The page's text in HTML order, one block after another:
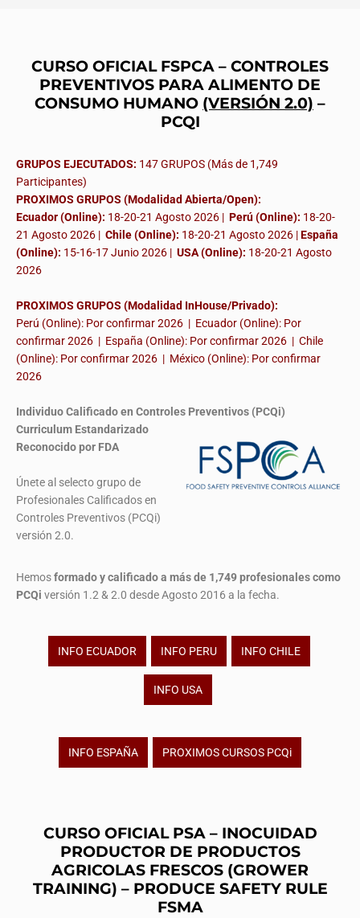
CURSO OFICIAL FSPCA – CONTROLES
PREVENTIVOS PARA ALIMENTO DE
CONSUMO HUMANO (VERSIÓN 2.0) –
PCQI
GRUPOS EJECUTADOS: 147 GRUPOS (Más de 1,749
Participantes)
PROXIMOS GRUPOS (Modalidad Abierta/Open):
Ecuador (Online): 18-20-21 Agosto 2026 | Perú (Online): 18-20-
21 Agosto 2026 | Chile (Online): 18-20-21 Agosto 2026 |España
(Online): 15-16-17 Junio 2026 | USA (Online): 18-20-21 Agosto
2026
PROXIMOS GRUPOS (Modalidad InHouse/Privado):
Perú (Online): Por confirmar 2026 | Ecuador (Online): Por
confirmar 2026 | España (Online): Por confirmar 2026 | Chile
(Online): Por confirmar 2026 | México (Online): Por confirmar
2026
Individuo Calificado en Controles Preventivos (PCQi)
Curriculum Estandarizado
Reconocido por FDA
Únete al selecto grupo de
Profesionales Calificados en
Controles Preventivos (PCQi)
versión 2.0.
Hemosformado y calificado a más de 1,749 profesionalescomo
PCQi versión 1.2 & 2.0 desde Agosto 2016 a la fecha.
INFO ECUADOR INFO PERU INFO CHILE
INFO USA
INFO ESPAÑA PROXIMOS CURSOS PCQi
CURSO OFICIAL PSA – INOCUIDAD
PRODUCTOR DE PRODUCTOS
AGRICOLAS FRESCOS (GROWER
TRAINING) – PRODUCE SAFETY RULE
FSMA